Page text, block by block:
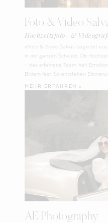
Foto & Video
Hochzeitsfoto- &
«Foto & Video Salva» begleitet
in der ganzen Schweiz. Ob
– das erfahrene Team hält
Bildern fest. So entstehen
MEHR ERFAHREN »
AE Photography